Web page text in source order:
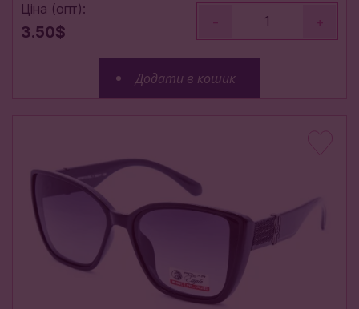
Ціна (опт):
3.50$
- +
Додати в кошик